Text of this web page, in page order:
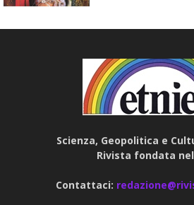
Scienza, Geopolitica e
Rivista fondata nel
Contattaci: